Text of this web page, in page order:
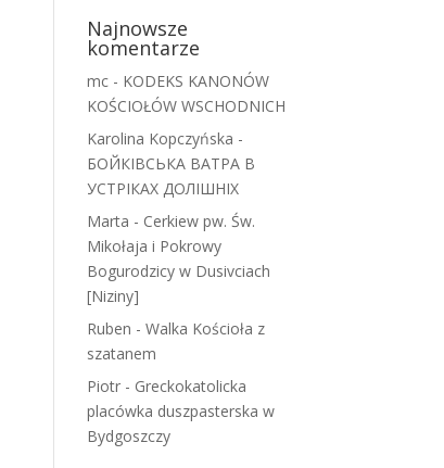
Najnowsze
komentarze
mc - KODEKS KANONÓW
KOŚCIOŁÓW WSCHODNICH
Karolina Kopczyńska -
БОЙКІВСЬКА ВАТРА В
УСТРІКАХ ДОЛІШНІХ
Marta - Cerkiew pw. Św.
Mikołaja i Pokrowy
Bogurodzicy w Dusivciach
[Niziny]
Ruben -Walka Kościoła z
szatanem
Piotr - Greckokatolicka
placówka duszpasterska w
Bydgoszczy